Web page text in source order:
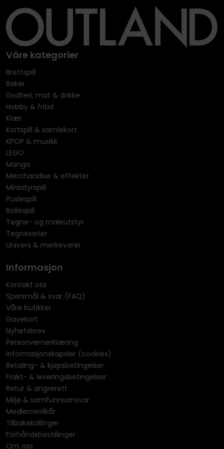
Våre kategorier
Brettspill
Bøker
Godteri, mat & drikke
Hobby & fritid
Klær
Kortspill & samlekort
KPOP & musikk
LEGO
Manga
Merchandise & effekter
Miniatyrspill
Puslespill
Rollespill
Tegne- og maleutstyr
Tegneserier
Univers & merkevarer
Informasjon
Kontakt oss
Spørsmål & svar (FAQ)
Våre butikker
Gavekort
Nyhetsbrev
Personvernerklæring
Informasjonskapsler (cookies)
Betaling- & kjøpsbetingelser
Frakt- & leveringsbetingelser
Retur & angrerett
Miljø & samfunnsansvar
Medlemsvilkår
Tilbakekallinger
Forhåndsbestillinger
Om oss